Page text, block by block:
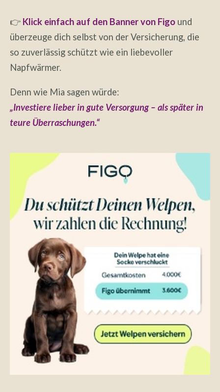
👉 Klick einfach auf den Banner von Figo und
überzeuge dich selbst von der Versicherung, die
so zuverlässig schützt wie ein liebevoller
Napfwärmer.
Denn wie Mia sagen würde:
„Investiere lieber in gute Versorgung – als später in
teure Überraschungen.“